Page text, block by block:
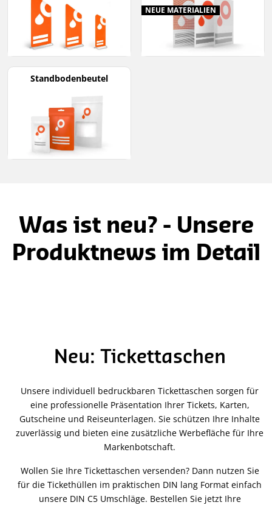
NEUE MATERIALIEN
Standbodenbeutel
Was ist neu? - Unsere
Produktnews im Detail
Neu: Tickettaschen
Unsere individuell bedruckbaren Tickettaschen sorgen für
eine professionelle Präsentation Ihrer Tickets, Karten,
Gutscheine und Reiseunterlagen. Sie schützen Ihre Inhalte
zuverlässig und bieten eine zusätzliche Werbefläche für Ihre
Markenbotschaft.
Wollen Sie Ihre Tickettaschen versenden? Dann nutzen Sie
für die Tickethüllen im praktischen DIN lang Format einfach
unsere DIN C5 Umschläge. Bestellen Sie jetzt Ihre